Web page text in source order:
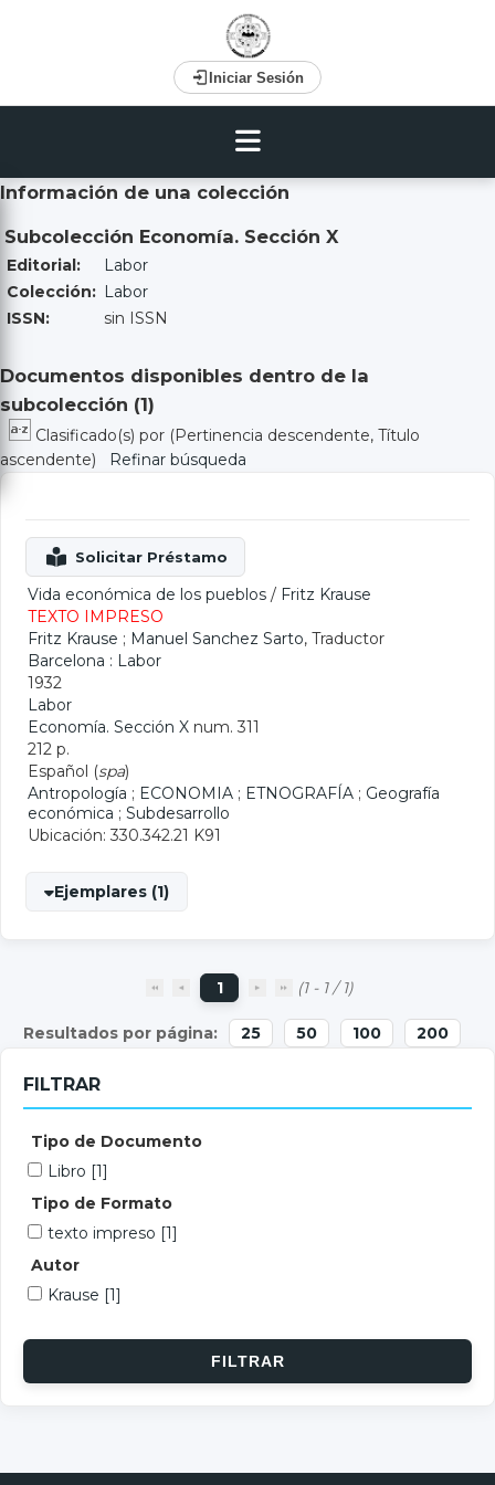
Iniciar Sesión
Información de una colección
Subcolección Economía. Sección X
Editorial:
Labor
Colección: Labor
ISSN:
sin ISSN
Documentos disponibles dentro de la
subcolección (1)
Clasificado(s) por (Pertinencia descendente, Título
ascendente)
Refinar búsqueda
Vida económica de los pueblos / Fritz Krause
TEXTO IMPRESO
Fritz Krause ; Manuel Sanchez Sarto, Traductor
Barcelona : Labor
1932
Labor
Economía. Sección X num. 311
212 p.
Español (spa)
Antropología ; ECONOMIA ; ETNOGRAFÍA ; Geografía
económica ; Subdesarrollo
Ubicación: 330.342.21 K91
Ejemplares (1)
1 (1 - 1 / 1)
25 50 100 200
FILTRAR
Tipo de Documento
Libro [1]
Tipo de Formato
texto impreso [1]
Autor
Krause [1]